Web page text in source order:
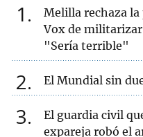
1
Melilla rechaza la
Vox de
"Sería terrible"
2 El Mundial sin
3
El guardia civil
expareja robó el